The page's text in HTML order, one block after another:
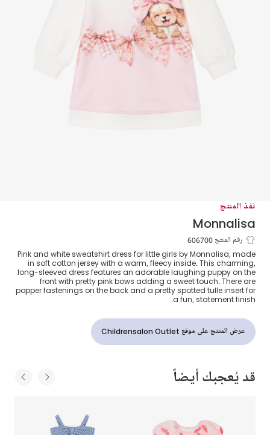
نفذ المنتج
Monnalisa
فستان سويتشيرت قطن لون أبيض وزهري
رقم المنتج 606700
Pink and white sweatshirt dress for little girls by Monnalisa, made
in soft cotton jersey with a warm, fleecy inside. This charming,
long-sleeved dress features an adorable laughing puppy on the
front with pretty pink bows adding a sweet touch. There are
popper fastenings on the back and a pretty spotted tulle insert for
a fun, statement finish.
عرض المنتج على موقع Childrensalon Outlet
قد يُعجبك أيضاً